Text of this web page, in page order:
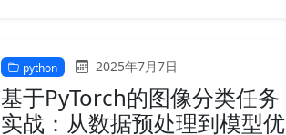
python 2025年7月7日
基于PyTorch的图像分类任务
实战：从数据预处理到模型优